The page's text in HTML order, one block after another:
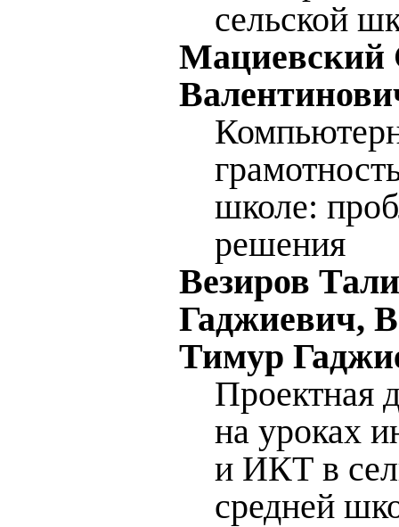
сельской
Мациевский
школе:
решения
Везиров
Гаджиевич,
Тимур
Проектная
на уроках
и ИКТ в
средней